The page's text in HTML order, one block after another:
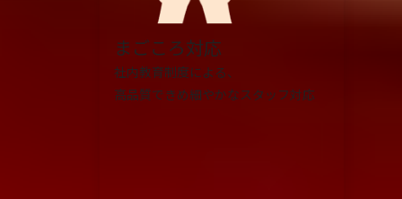
まごころ対応
社内教育制度による、
高品質できめ細やかなスタッフ対応